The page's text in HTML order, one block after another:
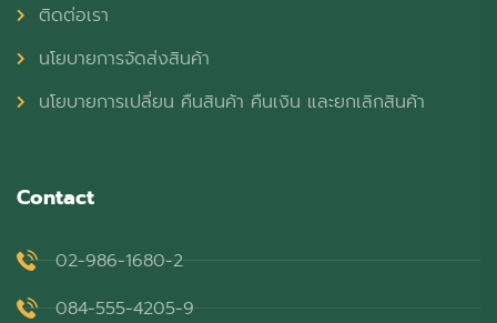
ติดต่อเรา
นโยบายการจัดส่งสินค้า
นโยบายการเปลี่ยน คืนสินค้า คืนเงิน และยกเลิกสินค้า
Contact
02-986-1680-2
084-555-4205-9